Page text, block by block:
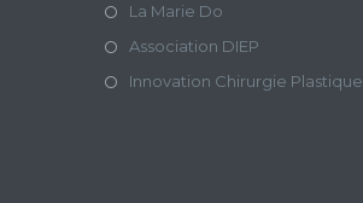
La Marie Do
Association DIEP
Innovation Chirurgie Plastique